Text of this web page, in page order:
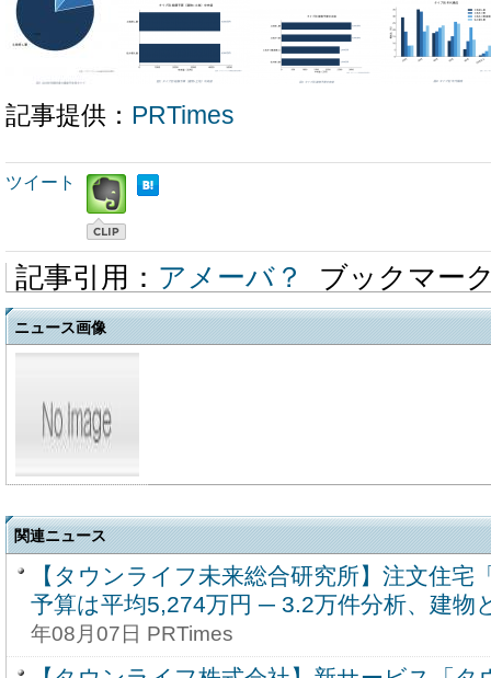
記事提供： PRTimes
ツイート
記事引用： アメーバ？ ブックマー
ニュース画像
関連ニュース
【タウンライフ未来総合研究所】注文住宅
予算は平均5,274万円 ─ 3.2万件分析、建物
年08月07日 PRTimes